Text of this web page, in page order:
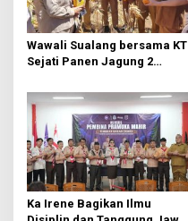
p
o
s
Wawali Sualang bersama KT
Sejati Panen Jagung 2
Ka Irene Bagikan Ilmu